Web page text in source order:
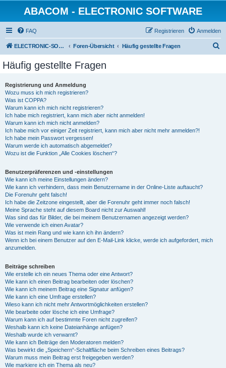
ABACOM - ELECTRONIC SOFTWARE
FAQ Anmelden
Registrieren
ELECTRONIC-SOFWARE-SHOP Foren-Übersicht Häufig gestellte Fragen
Häufig gestellte Fragen
Registrierung und Anmeldung
Wozu muss ich mich registrieren?
Was ist COPPA?
Warum kann ich mich nicht registrieren?
Ich habe mich registriert, kann mich aber nicht anmelden!
Warum kann ich mich nicht anmelden?
Ich habe mich vor einiger Zeit registriert, kann mich aber nicht mehr anmelden?!
Ich habe mein Passwort vergessen!
Warum werde ich automatisch abgemeldet?
Wozu ist die Funktion „Alle Cookies löschen“?
Benutzerpräferenzen und -einstellungen
Wie kann ich meine Einstellungen ändern?
Wie kann ich verhindern, dass mein Benutzername in der Online-Liste auftaucht?
Die Forenuhr geht falsch!
Ich habe die Zeitzone eingestellt, aber die Forenuhr geht immer noch falsch!
Meine Sprache steht auf diesem Board nicht zur Auswahl!
Was sind das für Bilder, die bei meinem Benutzernamen angezeigt werden?
Wie verwende ich einen Avatar?
Was ist mein Rang und wie kann ich ihn ändern?
Wenn ich bei einem Benutzer auf den E-Mail-Link klicke, werde ich aufgefordert, mich
anzumelden.
Beiträge schreiben
Wie erstelle ich ein neues Thema oder eine Antwort?
Wie kann ich einen Beitrag bearbeiten oder löschen?
Wie kann ich meinem Beitrag eine Signatur anfügen?
Wie kann ich eine Umfrage erstellen?
Wieso kann ich nicht mehr Antwortmöglichkeiten erstellen?
Wie bearbeite oder lösche ich eine Umfrage?
Warum kann ich auf bestimmte Foren nicht zugreifen?
Weshalb kann ich keine Dateianhänge anfügen?
Weshalb wurde ich verwarnt?
Wie kann ich Beiträge den Moderatoren melden?
Was bewirkt die „Speichern“-Schaltfläche beim Schreiben eines Beitrags?
Warum muss mein Beitrag erst freigegeben werden?
Wie markiere ich ein Thema als neu?